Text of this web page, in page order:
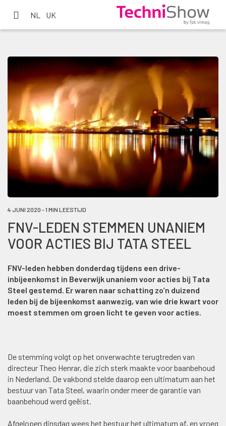
NL UK
4 JUNI 2020 - 1 MIN LEESTIJD
FNV-LEDEN STEMMEN UNANIEM
VOOR ACTIES BIJ TATA STEEL
FNV-leden hebben donderdag tijdens een drive-
inbijeenkomst in Beverwijk unaniem voor acties bij Tata
Steel gestemd. Er waren naar schatting zo’n duizend
leden bij de bijeenkomst aanwezig, van wie drie kwart voor
moest stemmen om groen licht te geven voor acties.
De stemming volgt op het onverwachte terugtreden van
directeur Theo Henrar, die zich sterk maakte voor baanbehoud
in Nederland. De vakbond stelde daarop een ultimatum aan het
bestuur van Tata Steel, waarin onder meer de garantie van
baanbehoud werd geëist.
Afgelopen dinsdag wees het bestuur het ultimatum af, en vroeg